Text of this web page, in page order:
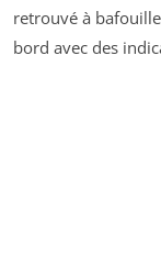
retrouvé à
bord avec des